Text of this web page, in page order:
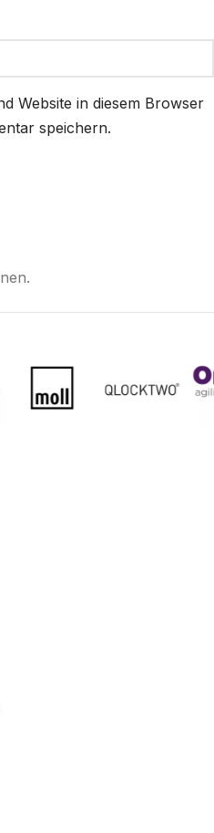
Website in diesem Browser
speichern.